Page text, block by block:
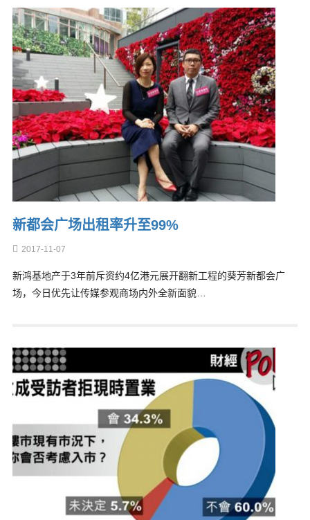
新都会广场出租率升至99%
2017-11-07
新鸿基地产于3年前斥资约4亿港元展开翻新工程的葵芳新都会广
场，今日优先让传媒参观商场内外全新面貌…